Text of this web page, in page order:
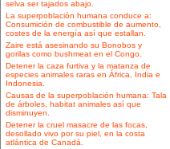
selva ser tajados abajo.
La superpoblación humana conduce a:
Consumición de combustible de aumento,
costes de la energía así que estallan.
Zaire está asesinando su Bonobos y
gorilas como bushmeat en el Congo.
Detener la caza furtiva y la matanza de
especies animales raras en África, India e
Indonesia.
Causas de la superpoblación humana: Tala
de árboles, habitat animales así que
disminuyen.
Detener la cruel masacre de las focas,
desollado vivo por su piel, en la costa
atlántica de Canadá.